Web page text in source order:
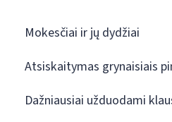
Mokesčiai ir jų dydžiai
Atsiskaitymas grynaisiais
Dažniausiai užduodami